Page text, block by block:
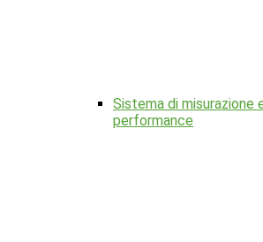
Sistema di misurazione
performance